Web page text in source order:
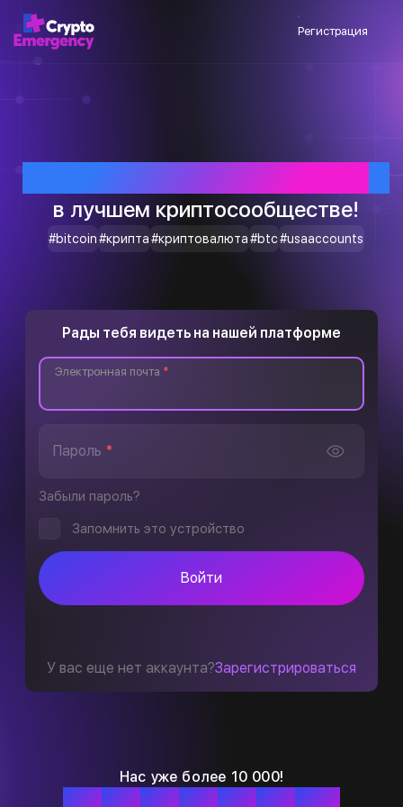
Регистрация
в лучшем криптосообществе!
#bitcoin#крипта#криптовалюта#btc#usaaccounts
Нас уже более 10 000!
Рады тебя видеть на нашей платформе
Электронная почта *
Пароль *
Забыли пароль?
Запомнить это устройство
Войти
У вас еще нет аккаунта?Зарегистрироваться